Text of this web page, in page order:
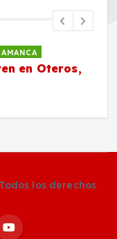
en Oteros,
los derechos